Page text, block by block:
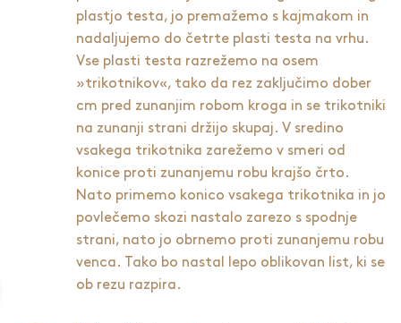
plastjo testa, jo premažemo s kajmakom in
nadaljujemo do četrte plasti testa na vrhu.
Vse plasti testa razrežemo na osem
»trikotnikov«, tako da rez zaključimo dober
cm pred zunanjim robom kroga in se trikotniki
na zunanji strani držijo skupaj. V sredino
vsakega trikotnika zarežemo v smeri od
konice proti zunanjemu robu krajšo črto.
Nato primemo konico vsakega trikotnika in jo
povlečemo skozi nastalo zarezo s spodnje
strani, nato jo obrnemo proti zunanjemu robu
venca. Tako bo nastal lepo oblikovan list, ki se
ob rezu razpira.